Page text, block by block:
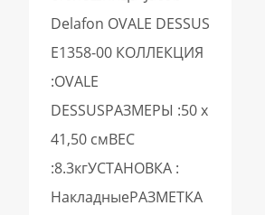
Delafon OVALE DESSUS
E1358-00 КОЛЛЕКЦИЯ
:OVALE
DESSUSРАЗМЕРЫ :50 x
41,50 смВЕС
:8.3кгУСТАНОВКА :
НакладныеРАЗМЕТКА